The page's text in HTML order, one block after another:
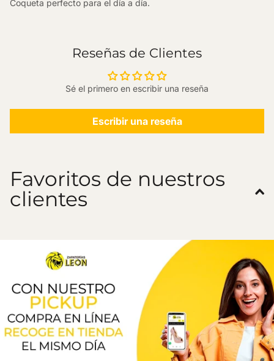
Coqueta perfecto para el día a día.
Reseñas de Clientes
Sé el primero en escribir una reseña
Escribir una reseña
Favoritos de nuestros
clientes